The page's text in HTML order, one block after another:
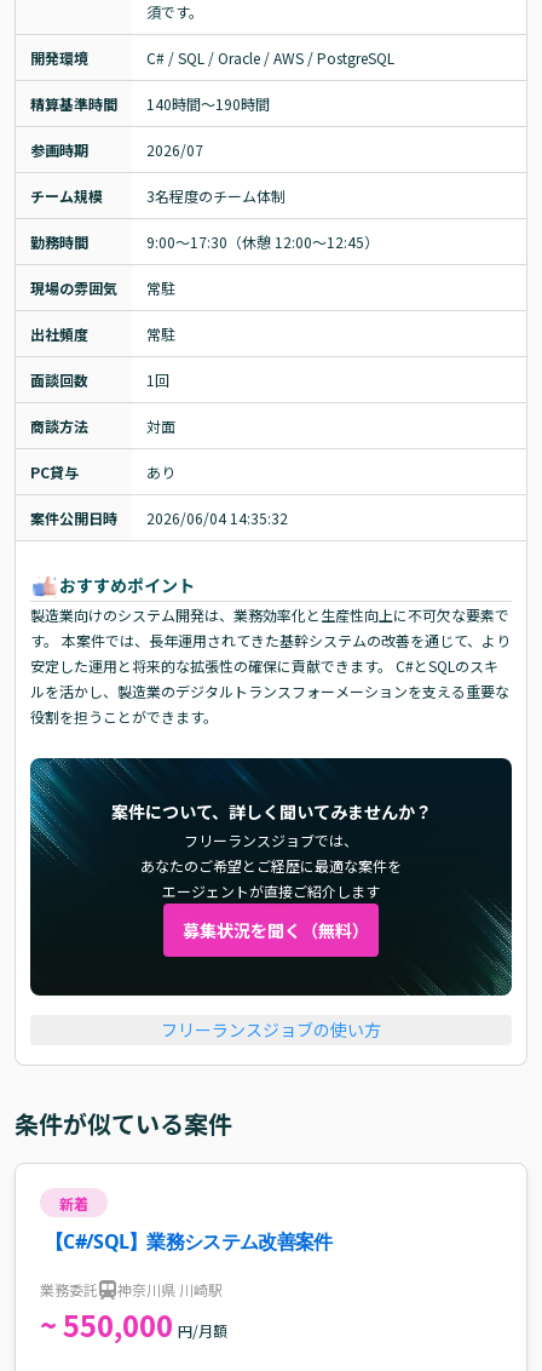
須です。
開発環境 C# / SQL / Oracle / AWS / PostgreSQL
精算基準時間 140時間〜190時間
参画時期 2026/07
チーム規模 3名程度のチーム体制
勤務時間 9:00～17:30（休憩 12:00～12:45）
現場の雰囲気 常駐
出社頻度 常駐
面談回数 1回
商談方法 対面
PC貸与 あり
案件公開日時 2026/06/04 14:35:32
おすすめポイント
製造業向けのシステム開発は、業務効率化と生産性向上に不可欠な要素で
す。 本案件では、長年運用されてきた基幹システムの改善を通じて、より
安定した運用と将来的な拡張性の確保に貢献できます。 C#とSQLのスキ
ルを活かし、製造業のデジタルトランスフォーメーションを支える重要な
役割を担うことができます。
案件について、詳しく聞いてみませんか？
フリーランスジョブでは、
あなたのご希望とご経歴に最適な案件を
エージェントが直接ご紹介します
募集状況を聞く（無料）
フリーランスジョブの使い方
条件が似ている案件
新着
【C#/SQL】業務システム改善案件
業務委託 神奈川県 川崎駅
~ 550,000 円/月額